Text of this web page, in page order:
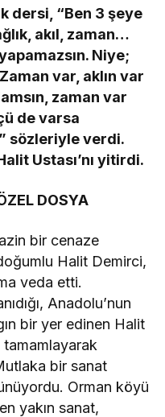
dersi, “Ben 3 şeye
akıl, zaman…
Niye;
var, aklın var
zaman var
de varsa
sözleriyle verdi.
Ustası’nı yitirdi.
DOSYA
bir cenaze
Halit Demirci,
veda etti.
Anadolu’nun
bir yer edinen Halit
bir sanat
Orman köyü
yakın sanat,